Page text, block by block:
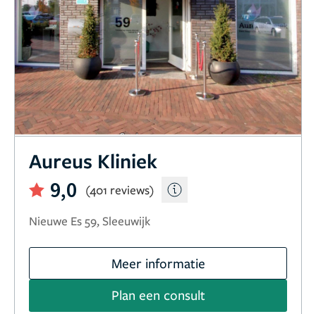
Aureus Kliniek
9,0
(401 reviews)
Nieuwe Es 59, Sleeuwijk
Meer informatie
Plan een consult